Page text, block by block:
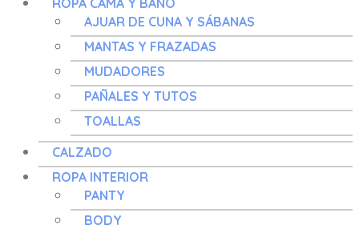
ROPA CAMA Y BAÑO
AJUAR DE CUNA Y SÁBANAS
MANTAS Y FRAZADAS
MUDADORES
PAÑALES Y TUTOS
TOALLAS
CALZADO
ROPA INTERIOR
PANTY
BODY